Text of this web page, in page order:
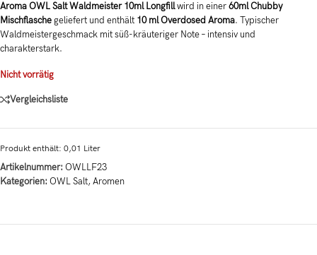
Aroma OWL Salt Waldmeister 10ml Longfillwird in einer60ml Chubby
Mischflaschegeliefert und enthält 10 ml Overdosed Aroma. Typischer
Waldmeistergeschmack mit süß-kräuteriger Note – intensiv und
charakterstark.
Nicht vorrätig
Vergleichsliste
Produkt enthält: 0,01 Liter
Artikelnummer: OWLLF23
Kategorien: OWL Salt,Aromen